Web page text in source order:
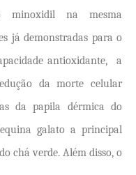
minoxidil na mesma
já demonstradas para o
antioxidante,
a
da morte celular
da papila dérmica do
galato aprincipal
chá verde. Além disso, o